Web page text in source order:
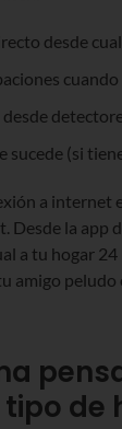
desde
sucede (si
a internet
Desde la app
a tu hogar
amigo peludo
de